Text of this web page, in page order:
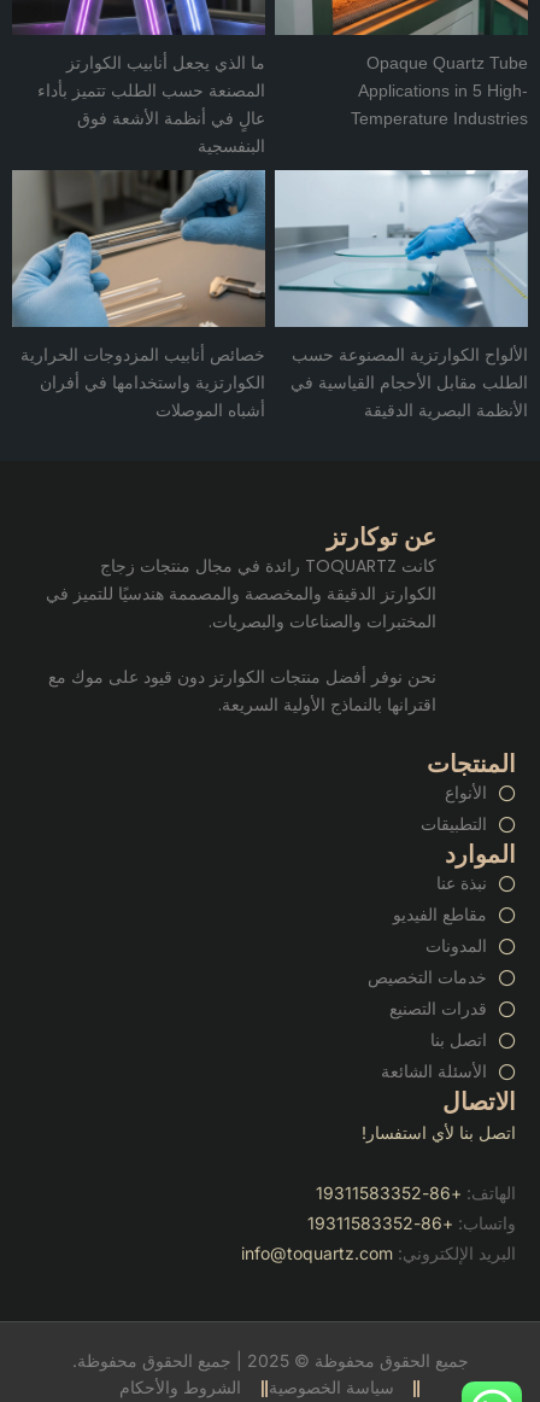
Opaque Quartz Tube
Applications in 5 High-
Temperature Industries
ما الذي يجعل أنابيب الكوارتز
المصنعة حسب الطلب تتميز بأداء
عالٍ في أنظمة الأشعة فوق
البنفسجية
الألواح الكوارتزية المصنوعة حسب
الطلب مقابل الأحجام القياسية في
الأنظمة البصرية الدقيقة
خصائص أنابيب المزدوجات الحرارية
الكوارتزية واستخدامها في أفران
أشباه الموصلات
عن توكارتز
كانت TOQUARTZ رائدة في مجال منتجات زجاج
الكوارتز الدقيقة والمخصصة والمصممة هندسيًا للتميز في
المختبرات والصناعات والبصريات.
نحن نوفر أفضل منتجات الكوارتز دون قيود على موك مع
اقترانها بالنماذج الأولية السريعة.
المنتجات
الأنواع
التطبيقات
الموارد
نبذة عنا
مقاطع الفيديو
المدونات
خدمات التخصيص
قدرات التصنيع
اتصل بنا
الأسئلة الشائعة
الاتصال
اتصل بنا لأي استفسار!
الهاتف: +86-19311583352
واتساب: +86-19311583352
البريد الإلكتروني: info@toquartz.com
جميع الحقوق محفوظة © 2025 | جميع الحقوق محفوظة.
سياسة الخصوصية
الشروط والأحكام